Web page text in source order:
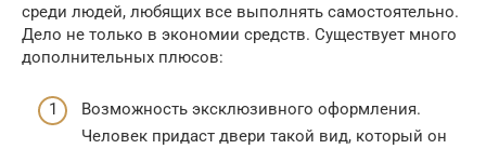
среди людей, любящих все выполнять самостоятельно.
Дело не только в экономии средств. Существует много
дополнительных плюсов:
Возможность эксклюзивного оформления.
Человек придаст двери такой вид, который он